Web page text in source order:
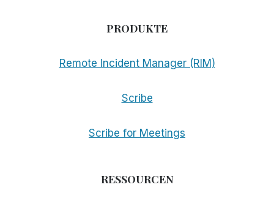
PRODUKTE
Remote Incident Manager (RIM)
Scribe
Scribe for Meetings
RESSOURCEN